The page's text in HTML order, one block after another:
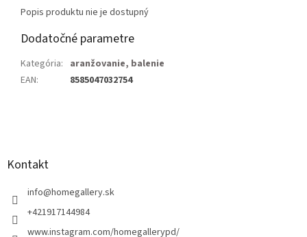
Popis produktu nie je dostupný
Dodatočné parametre
Kategória: aranžovanie, balenie
EAN: 8585047032754
Kontakt
info@homegallery.sk
+421917144984
www.instagram.com/homegallerypd/